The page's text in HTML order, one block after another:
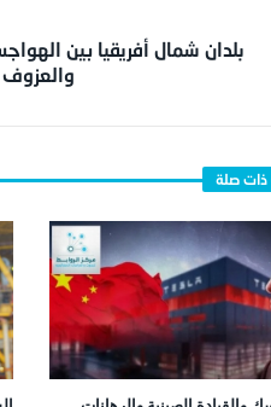
بلدان شمال أفريقيا بين
والعزوف